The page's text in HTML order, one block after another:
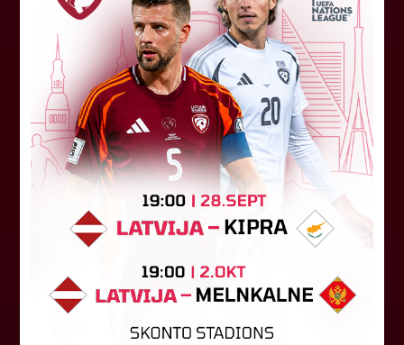
Jūlijā par labāko "LuckyBet" SFL
atzīta Keita Zviedre
Par "LuckyBet" Sieviešu futbola līgas jūnija
labāko spēlētāju atzīta FS "Metta" spēlētāja
Keita Zviedre. Uzvarētāja tika noskaidrota
balsojumā, kurā tika apkopotas...
06. augusts 2026.